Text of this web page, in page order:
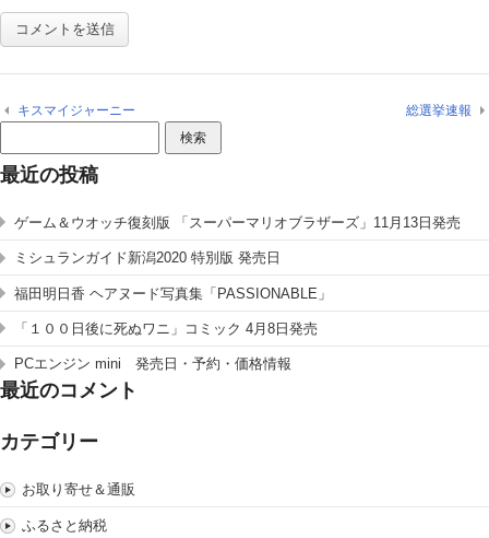
キスマイジャーニー 総選挙速報
索:
最近の投稿
ゲーム＆ウオッチ復刻版 「スーパーマリオブラザーズ」11月13日発売
ミシュランガイド新潟2020 特別版 発売日
福田明日香 ヘアヌード写真集「PASSIONABLE」
「１００日後に死ぬワニ」コミック 4月8日発売
PCエンジン mini 発売日・予約・価格情報
最近のコメント
カテゴリー
お取り寄せ＆通販
ふるさと納税